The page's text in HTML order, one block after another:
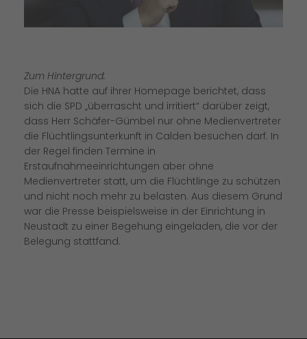
Zum Hintergrund:
Die HNA hatte auf ihrer Homepage berichtet, dass
sich die SPD „überrascht und irritiert“ darüber zeigt,
dass Herr Schäfer-Gümbel nur ohne Medienvertreter
die Flüchtlingsunterkunft in Calden besuchen darf. In
der Regel finden Termine in
Erstaufnahmeeinrichtungen aber ohne
Medienvertreter statt, um die Flüchtlinge zu schützen
und nicht noch mehr zu belasten. Aus diesem Grund
war die Presse beispielsweise in der Einrichtung in
Neustadt zu einer Begehung eingeladen, die vor der
Belegung stattfand.